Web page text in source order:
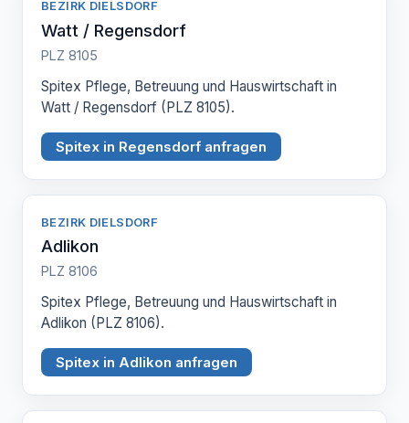
BEZIRK DIELSDORF
Watt / Regensdorf
PLZ 8105
Spitex Pflege, Betreuung und Hauswirtschaft in
Watt / Regensdorf (PLZ 8105).
Spitex in Regensdorf anfragen
BEZIRK DIELSDORF
Adlikon
PLZ 8106
Spitex Pflege, Betreuung und Hauswirtschaft in
Adlikon (PLZ 8106).
Spitex in Adlikon anfragen